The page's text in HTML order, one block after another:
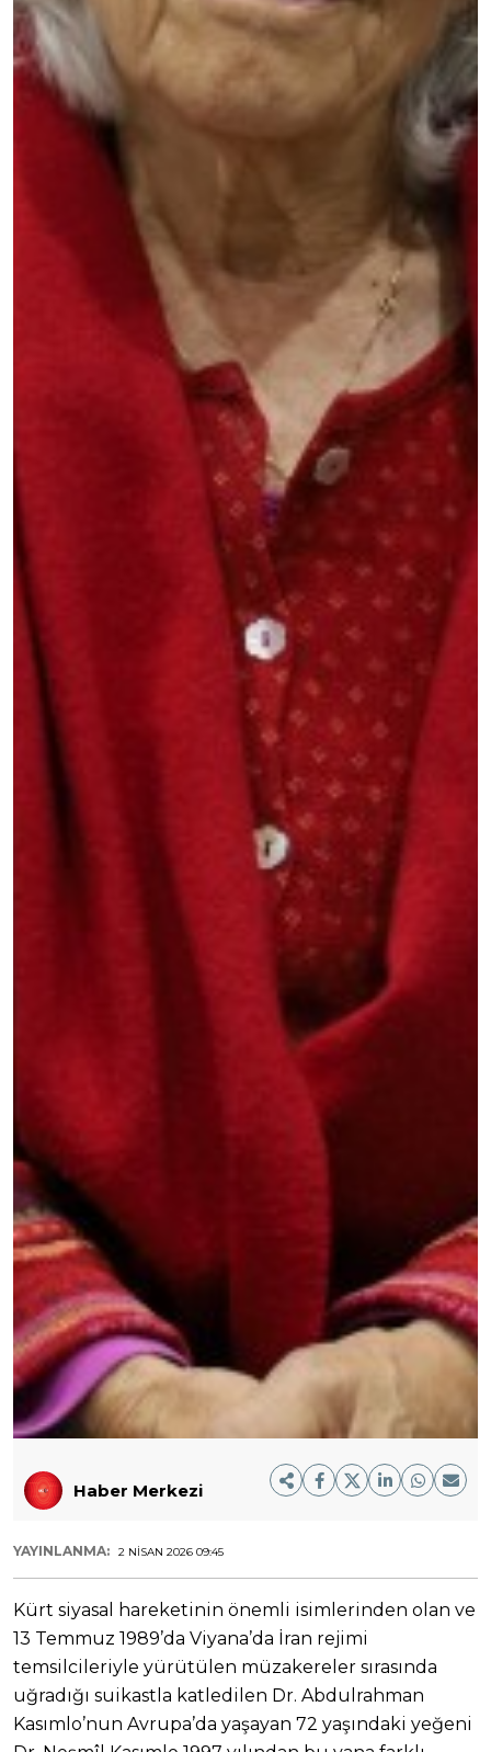
Haber Merkezi
YAYINLANMA: 2 NISAN 2026 09:45
Kürt siyasal hareketinin önemli isimlerinden olan ve
13 Temmuz 1989’da Viyana’da İran rejimi
temsilcileriyle yürütülen müzakereler sırasında
uğradığı suikastla katledilen Dr. Abdulrahman
Kasımlo’nun Avrupa’da yaşayan 72 yaşındaki yeğeni